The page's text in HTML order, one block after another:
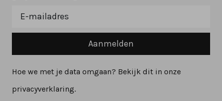
Aanmelden
Hoe we met je data omgaan? Bekijk dit in onze
privacyverklaring.